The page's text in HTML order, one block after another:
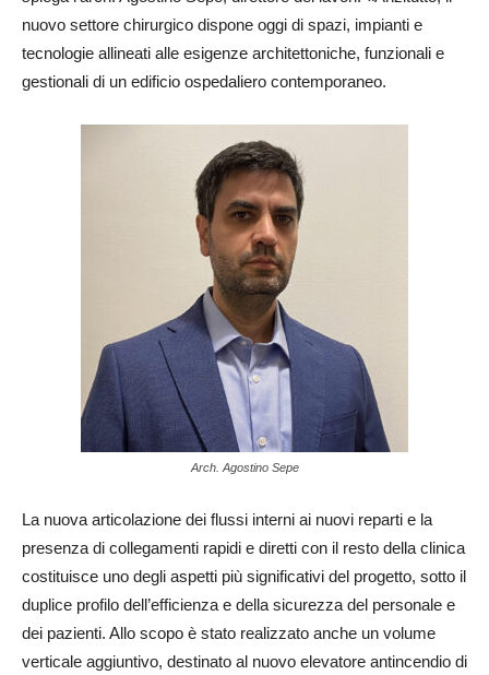
nuovo settore chirurgico dispone oggi di spazi, impianti e
tecnologie allineati alle esigenze architettoniche, funzionali e
gestionali di un edificio ospedaliero contemporaneo.
Arch. Agostino Sepe
La nuova articolazione dei flussi interni ai nuovi reparti e la
presenza di collegamenti rapidi e diretti con il resto della clinica
costituisce uno degli aspetti più significativi del progetto, sotto il
duplice profilo dell’efficienza e della sicurezza del personale e
dei pazienti. Allo scopo è stato realizzato anche un volume
verticale aggiuntivo, destinato al nuovo elevatore antincendio di